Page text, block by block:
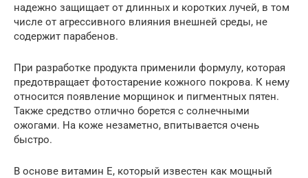
надежно защищает от длинных и коротких лучей, в том
числе от агрессивного влияния внешней среды, не
содержит парабенов.
При разработке продукта применили формулу, которая
предотвращает фотостарение кожного покрова. К нему
относится появление морщинок и пигментных пятен.
Также средство отлично борется с солнечными
ожогами. На коже незаметно, впитывается очень
быстро.
В основе витамин Е, который известен как мощный